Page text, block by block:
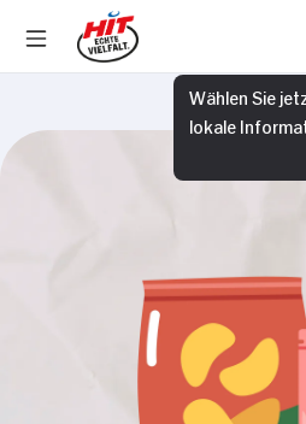
Wählen Sie
lokale